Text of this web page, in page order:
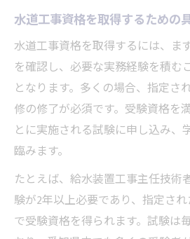
無資格で水道工事を行う
水道工事に許可が必要
知識
無資格作業によるリス
性
許可や登録のない水道
例
給水装置工事主任技術者資
水道工事資格を取得するための
水道工事資格を取得するには、ま
を確認し、必要な実務経験を積む
となります。多くの場合、指定さ
修の修了が必須です。受験資格を
とに実施される試験に申し込み、
臨みます。
たとえば、給水装置工事主任技術
験が2年以上必要であり、指定さ
で受験資格を得られます。試験は